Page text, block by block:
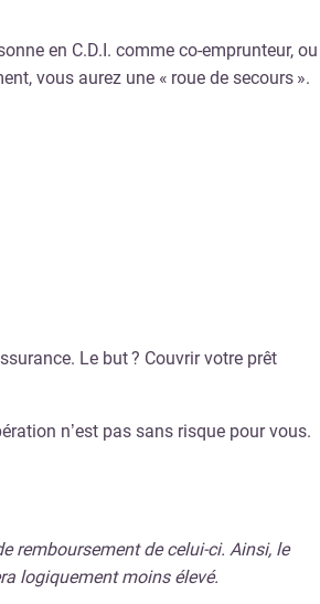
en C.D.I. comme co-emprunteur, ou
vous aurez une « roue de secours ».
Le but ? Couvrir votre prêt
n’est pas sans risque pour vous.
remboursement de celui-ci. Ainsi, le
logiquement moins élevé.